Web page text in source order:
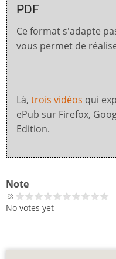
PDF
Ce format s'adapte
vous permet de
Là, trois vidéos qui
ePub sur Firefox,
Edition.
Note
No votes yet